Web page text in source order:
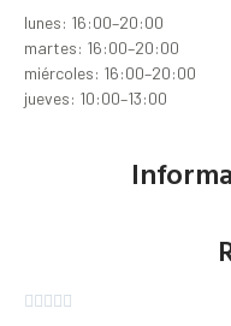
lunes: 16:00–20:00
martes: 16:00–20:00
miércoles: 16:00–20:00
jueves: 10:00–13:00
    